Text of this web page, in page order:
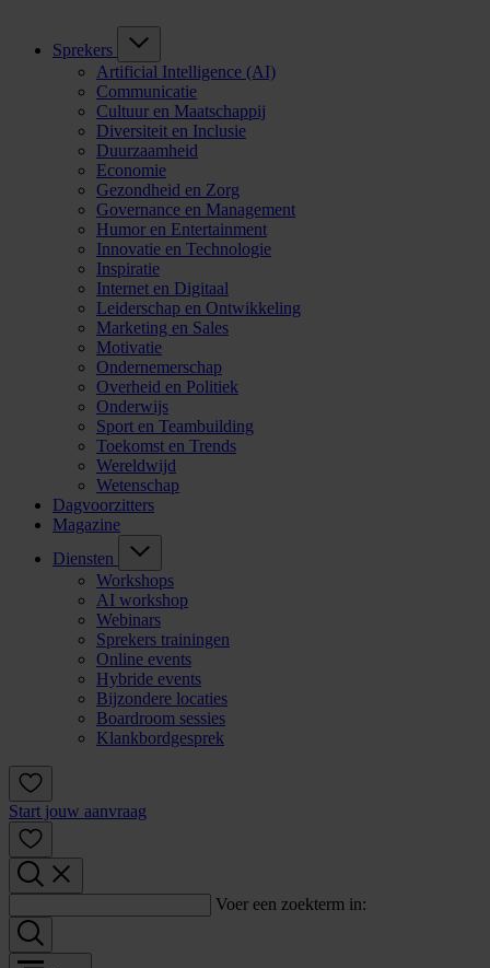
Sprekers
Artificial Intelligence (AI)
Communicatie
Cultuur en Maatschappij
Diversiteit en Inclusie
Duurzaamheid
Economie
Gezondheid en Zorg
Governance en Management
Humor en Entertainment
Innovatie en Technologie
Inspiratie
Internet en Digitaal
Leiderschap en Ontwikkeling
Marketing en Sales
Motivatie
Ondernemerschap
Overheid en Politiek
Onderwijs
Sport en Teambuilding
Toekomst en Trends
Wereldwijd
Wetenschap
Dagvoorzitters
Magazine
Diensten
Workshops
AI workshop
Webinars
Sprekers trainingen
Online events
Hybride events
Bijzondere locaties
Boardroom sessies
Klankbordgesprek
Start jouw aanvraag
Voer een zoekterm in: